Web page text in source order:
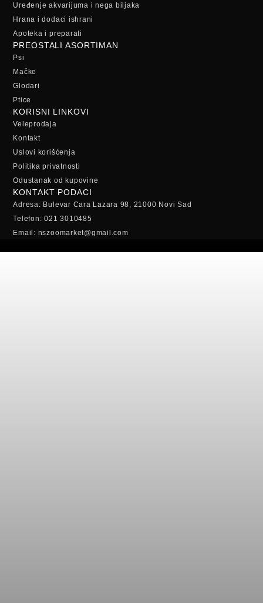
Uređenje akvarijuma i nega biljaka
Hrana i dodaci ishrani
Apoteka i preparati
PREOSTALI ASORTIMAN
Psi
Mačke
Glodari
Ptice
KORISNI LINKOVI
Veleprodaja
Kontakt
Uslovi korišćenja
Politika privatnosti
Odustanak od kupovine
KONTAKT PODACI
Adresa: Bulevar Cara Lazara 98, 21000 Novi Sad
Telefon: 021 3010485
Email: nszoomarket@gmail.com